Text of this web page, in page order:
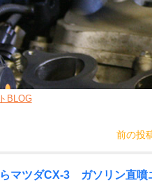
BLOG
前の投
マツダCX-3 ガソリン直